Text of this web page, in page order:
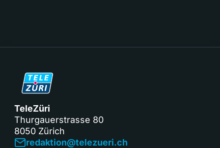
TeleZüri
Thurgauerstrasse 80
8050 Zürich
redaktion@telezueri.ch